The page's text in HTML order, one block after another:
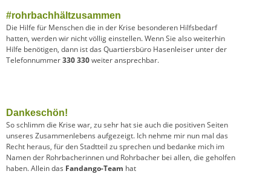
#rohrbachhältzusammen
Die Hilfe für Menschen die in der Krise besonderen Hilfsbedarf
hatten, werden wir nicht völlig einstellen. Wenn Sie also weiterhin
Hilfe benötigen, dann ist das Quartiersbüro Hasenleiser unter der
Telefonnummer330 330weiter ansprechbar.
Dankeschön!
So schlimm die Krise war, zu sehr hat sie auch die positiven Seiten
unseres Zusammenlebens aufgezeigt. Ich nehme mir nun mal das
Recht heraus, für den Stadtteil zu sprechen und bedanke mich im
Namen der Rohrbacherinnen und Rohrbacher bei allen, die geholfen
haben. Allein das Fandango-Team hat